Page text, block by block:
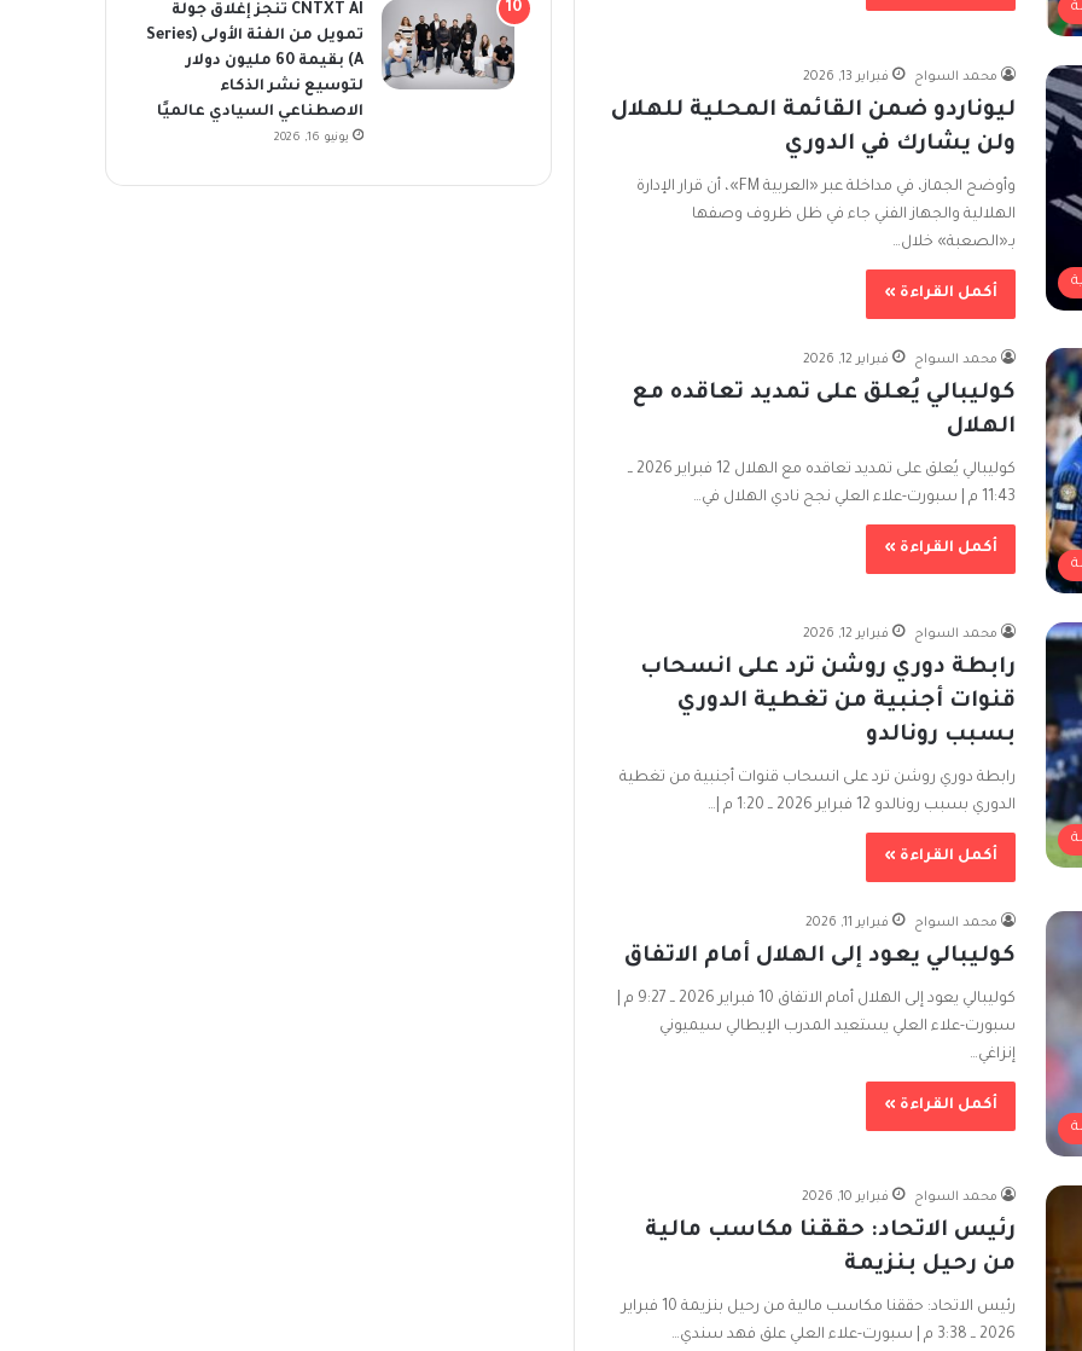
محمد السواح فبراير 13, 2026
ليوناردو ضمن القائمة المحلية للهلال
ولن يشارك في الدوري
وأوضح الجماز، في مداخلة عبر «العربية FM»، أن قرار الإدارة
الهلالية والجهاز الفني جاء في ظل ظروف وصفها
بـ«الصعبة» خلال…
أكمل القراءة »
محمد السواح فبراير 12, 2026
كوليبالي يُعلق على تمديد تعاقده مع
الهلال
كوليبالي يُعلق على تمديد تعاقده مع الهلال 12 فبراير 2026 ــ
11:43 م | سبورت-علاء العلي نجح نادي الهلال في…
أكمل القراءة »
محمد السواح فبراير 12, 2026
رابطة دوري روشن ترد على انسحاب
قنوات أجنبية من تغطية الدوري
بسبب رونالدو
رابطة دوري روشن ترد على انسحاب قنوات أجنبية من تغطية
الدوري بسبب رونالدو 12 فبراير 2026 ــ 1:20 م |…
أكمل القراءة »
محمد السواح فبراير 11, 2026
كوليبالي يعود إلى الهلال أمام الاتفاق
كوليبالي يعود إلى الهلال أمام الاتفاق 10 فبراير 2026 ــ 9:27 م |
سبورت-علاء العلي يستعيد المدرب الإيطالي سيميوني
إنزاغي…
أكمل القراءة »
محمد السواح فبراير 10, 2026
رئيس الاتحاد: حققنا مكاسب مالية
من رحيل بنزيمة
رئيس الاتحاد: حققنا مكاسب مالية من رحيل بنزيمة 10 فبراير
2026 ــ 3:38 م | سبورت-علاء العلي علق فهد سندي…
CNTXT AI تُنجز إغلاق جولة
تمويل من الفئة الأولى (Series
A) بقيمة 60 مليون دولار
لتوسيع نشر الذكاء
الاصطناعي السيادي عالميًا
يونيو 16, 2026